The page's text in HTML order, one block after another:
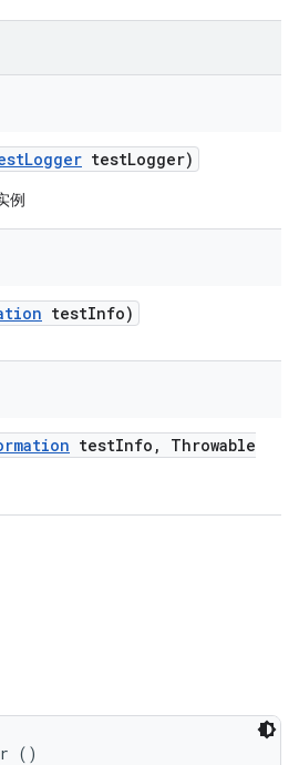
Logger testLogger)
例
testInfo)
testInfo ,
Throwable
()